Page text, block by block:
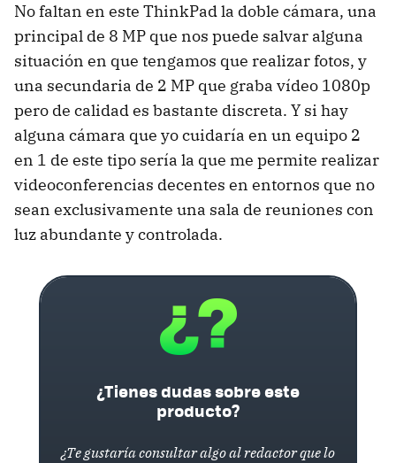
No faltan en este ThinkPad la doble cámara, una
principal de 8 MP que nos puede salvar alguna
situación en que tengamos que realizar fotos, y
una secundaria de 2 MP que graba vídeo 1080p
pero de calidad es bastante discreta. Y si hay
alguna cámara que yo cuidaría en un equipo 2
en 1 de este tipo sería la que me permite realizar
videoconferencias decentes en entornos que no
sean exclusivamente una sala de reuniones con
luz abundante y controlada.
¿Tienes dudas sobre este
producto?
¿Te gustaría consultar algo al redactor que lo